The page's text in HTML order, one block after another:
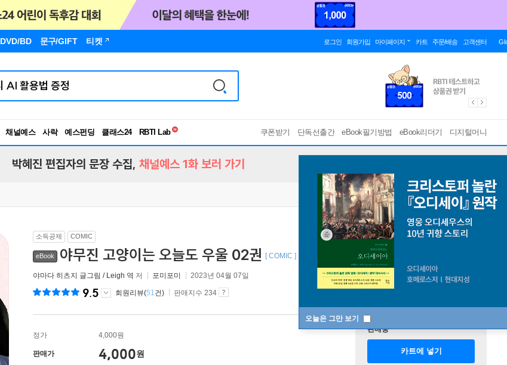
DVD/BD 문구/GIFT 티켓 로그인 회원가입 마이페이지 카트 주문/배송 고객센터
채널예스 사락 예스펀딩 클래스24
독서유형검사
쿠폰받기 단독선출간 eBook필기방법 eBook리더기 디지털머니
오늘은 그만 보기
박혜진 편집자의 문장 수집, 채널예스 1화 보러 가기
소득공제 COMIC
eBook 야무진 고양이는 오늘도 우울 02권 [ COMIC ]
야마다 히츠지 글그림 / Leigh 역 저 포미포미 2023년 04월 07일
9.5 회원리뷰(51건) 판매지수 234
정가 4,000원
판매가 4,000원
판매중
카트에 넣기